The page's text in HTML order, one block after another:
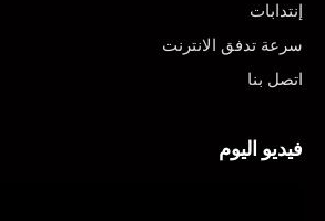
إنتدابات
سرعة تدفق الانترنت
اتصل بنا
فيديو اليوم